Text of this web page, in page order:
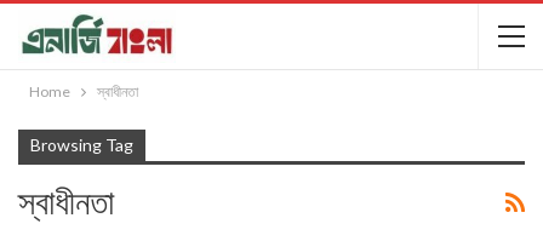
Home স্বাধীনতা
Browsing Tag
স্বাধীনতা